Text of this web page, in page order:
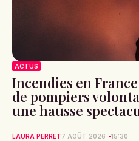
ACTUS
Incendies en
de pompiers
une hausse
LAURA PERRET7 AOÛT 2026 15:30